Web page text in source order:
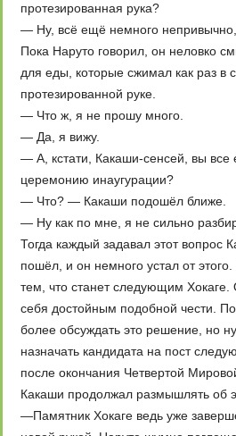
протезированная рука?
— Ну, всё ещё немного непривычно,
Пока Наруто говорил, он неловко
для еды, которые сжимал как раз в
протезированной руке.
— Что ж, я не прошу много.
— Да, я вижу.
— А, кстати, Какаши-сенсей, вы
церемонию инаугурации?
— Что? — Какаши подошёл ближе.
— Ну как по мне, я не сильно
Тогда каждый задавал этот вопрос
пошёл, и он немного устал от
тем, что станет следующим
себя достойным подобной чести.
более обсуждать это решение, но
назначать кандидата на пост
после окончания Четвертой
Какаши продолжал размышлять об
—Памятник Хокаге ведь уже